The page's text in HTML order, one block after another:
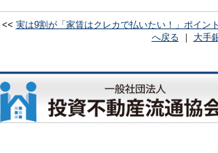
<< 実は9割が「家賃はクレカで払いたい！」ポイン
へ戻る ｜ 大手